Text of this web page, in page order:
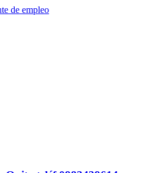
de empleo